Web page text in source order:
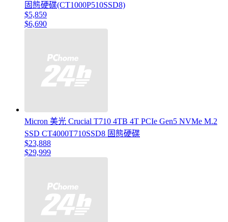
固態硬碟(CT1000P510SSD8)
$5,859
$6,690
Micron 美光 Crucial T710 4TB 4T PCIe Gen5 NVMe M.2
SSD CT4000T710SSD8 固態硬碟
$23,888
$29,999